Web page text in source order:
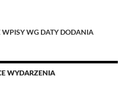
WPISY WG DATY DODANIA
WYDARZENIA